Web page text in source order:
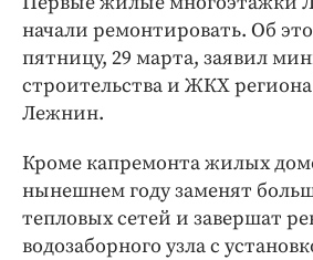
Интересное чтиво
Клиника года
Бренд года
Работодатель года
начали ремонтировать. Об
пятницу, 29 марта, заявил
строительства и ЖКХ региона
Лежнин.
Кроме капремонта жилых
нынешнем году заменят
тепловых сетей и завершат
водозаборного узла с